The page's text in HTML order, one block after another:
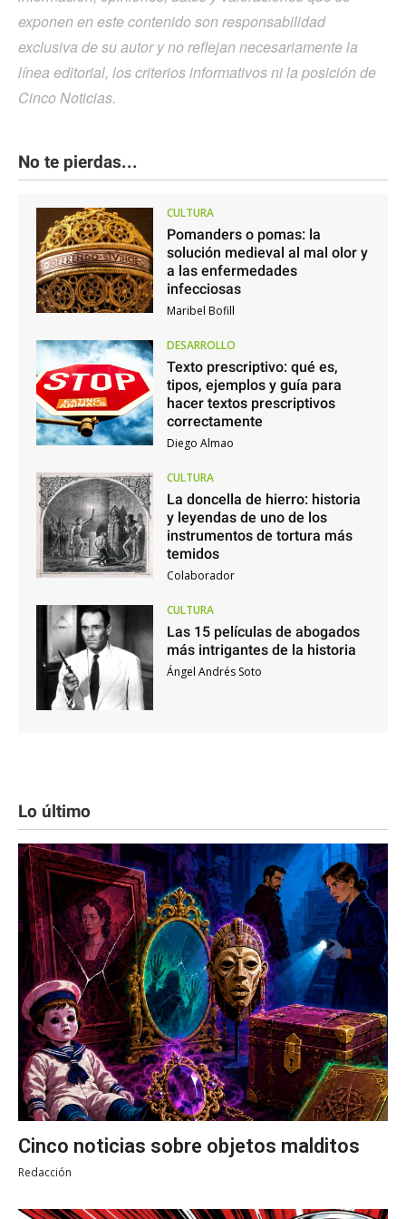
exponen en este contenido son responsabilidad
exclusiva de su autor y no reflejan necesariamente la
línea editorial, los criterios informativos ni la posición de
Cinco Noticias.
No te pierdas...
CULTURA
Pomanders o pomas: la
solución medieval al mal olor y
a las enfermedades
infecciosas
Maribel Bofill
DESARROLLO
Texto prescriptivo: qué es,
tipos, ejemplos y guía para
hacer textos prescriptivos
correctamente
Diego Almao
CULTURA
La doncella de hierro: historia
y leyendas de uno de los
instrumentos de tortura más
temidos
Colaborador
CULTURA
Las 15 películas de abogados
más intrigantes de la historia
Ángel Andrés Soto
Lo último
Cinco noticias sobre objetos malditos
Redacción